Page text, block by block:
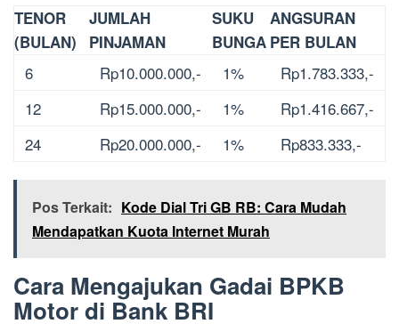
TENOR
(BULAN)
JUMLAH
PINJAMAN
SUKU
BUNGA
ANGSURAN
PER BULAN
6 Rp10.000.000,- 1%
Rp1.783.333,-
12
Rp15.000.000,- 1%
Rp1.416.667,-
24
Rp20.000.000,- 1% Rp833.333,-
Pos Terkait: Kode Dial Tri GB RB: Cara Mudah
Mendapatkan Kuota Internet Murah
Cara Mengajukan Gadai BPKB
Motor di Bank BRI